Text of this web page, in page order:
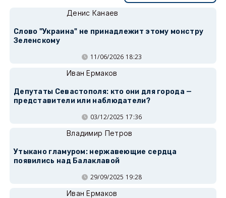
Денис Канаев
Слово "Украина" не принадлежит этому монстру
Зеленскому
11/06/2026 18:23
Иван Ермаков
Депутаты Севастополя: кто они для города —
представители или наблюдатели?
03/12/2025 17:36
Владимир Петров
Утыкано гламуром: нержавеющие сердца
появились над Балаклавой
29/09/2025 19:28
Иван Ермаков